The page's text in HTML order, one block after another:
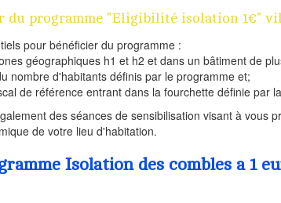
du programme "Eligibilité isolation 1€"
pour bénéficier du programme :
géographiques h1 et h2 et dans un bâtiment de
nombre d'habitants définis par le programme et;
de référence entrant dans la fourchette définie par
des séances de sensibilisation visant à vous
de votre lieu d'habitation.
Isolation des combles a 1